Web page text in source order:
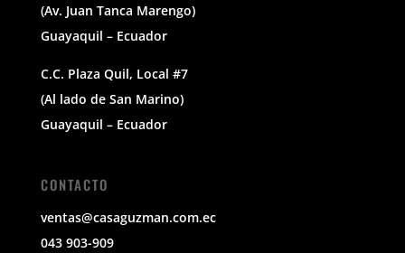
(Av. Juan Tanca Marengo)
Guayaquil – Ecuador
C.C. Plaza Quil, Local #7
(Al lado de San Marino)
Guayaquil – Ecuador
CONTACTO
ventas@casaguzman.com.ec
043 903-909